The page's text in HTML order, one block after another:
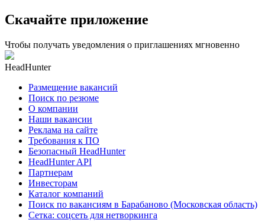
Скачайте приложение
Чтобы получать уведомления о приглашениях мгновенно
HeadHunter
Размещение вакансий
Поиск по резюме
О компании
Наши вакансии
Реклама на сайте
Требования к ПО
Безопасный HeadHunter
HeadHunter API
Партнерам
Инвесторам
Каталог компаний
Поиск по вакансиям в Барабаново (Московская область)
Сетка: соцсеть для нетворкинга